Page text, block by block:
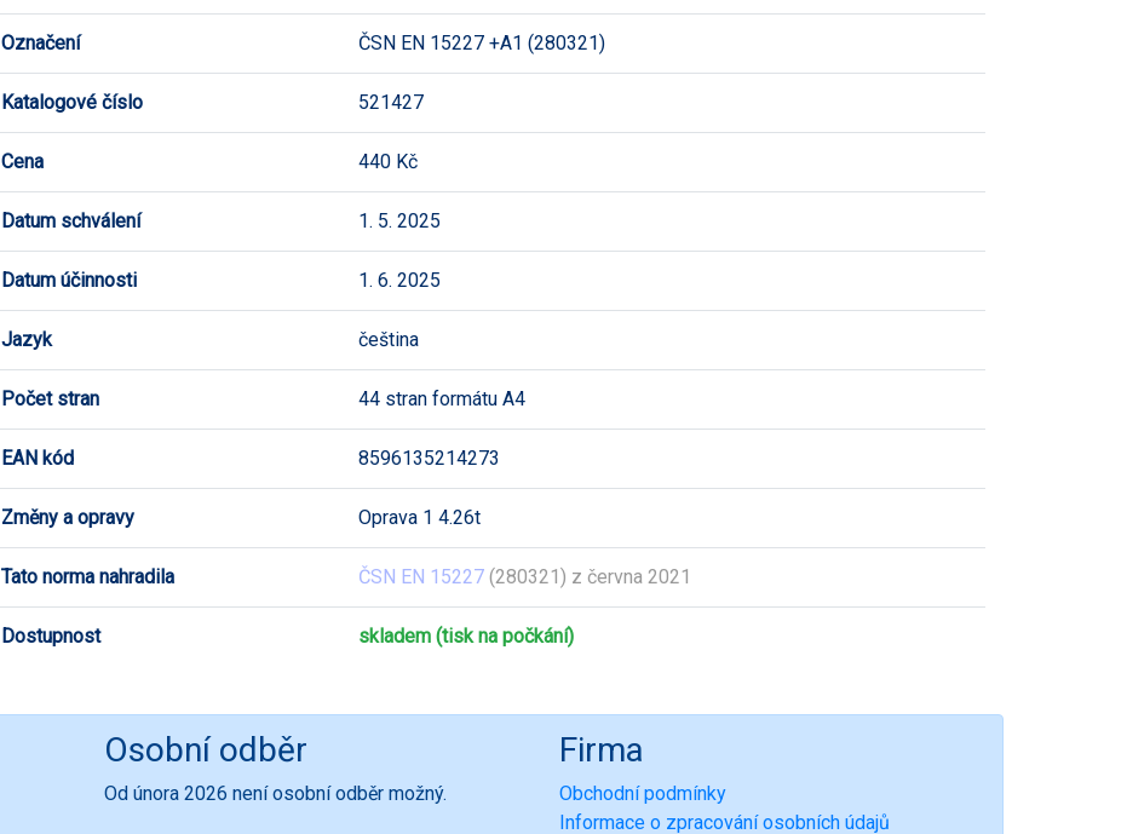
Označení ČSN EN 15227 +A1 (280321)
Katalogové číslo 521427
Cena 440 Kč
Datum schválení 1. 5. 2025
Datum účinnosti 1. 6. 2025
Jazyk čeština
Počet stran 44 stran formátu A4
EAN kód 8596135214273
Změny a opravy Oprava 1 4.26t
Tato norma nahradila ČSN EN 15227 (280321) z června 2021
Dostupnost skladem (tisk na počkání)
Osobní odběr
Od února 2026 není osobní odběr možný.
Firma
Obchodní podmínky
Informace o zpracování osobních údajů